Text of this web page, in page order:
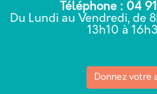
Téléphone : 04
Du Lundi au Vendredi, de
13h10 à
Donnez votre